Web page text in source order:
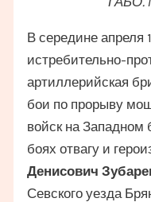
В середине апреля
истребительно-
артиллерийская
бои по прорыву
войск на Западном
боях отвагу и
Денисович
Севского уезда